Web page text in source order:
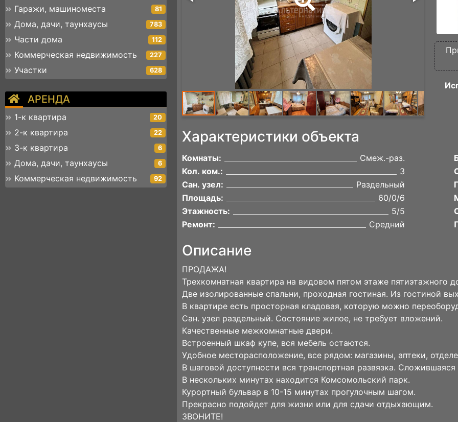
Гаражи, машиноместа 81
Дома, дачи, таунхаусы 783
Части дома 112
Коммерческая недвижимость 227
Участки 628
АРЕНДА
1-к квартира 20
2-к квартира 22
3-к квартира 6
Дома, дачи, таунхаусы 6
Коммерческая недвижимость 92
Характеристики объекта
Комнаты:
Смеж.-раз.
Кол. ком.:
3
Сан. узел:
Раздельный
Площадь:
60/0/6
Этажность:
5/5
Ремонт:
Средний
Описание
ПРОДАЖА!
Трехкомнатная квартира на видовом пятом этаже пятиэтажного
Две изолированные спальни, проходная гостиная. Из гостиной
В квартире есть просторная кладовая, которую можно
Сан. узел раздельный. Состояние жилое, не требует вложений.
Качественные межкомнатные двери.
Встроенный шкаф купе, вся мебель остаются.
Удобное месторасположение, все рядом: магазины, аптеки,
В шаговой доступности вся транспортная развязка.
В нескольких минутах находится Комсомольский парк.
Курортный бульвар в 10-15 минутах прогулочным шагом.
Прекрасно подойдет для жизни или для сдачи отдыхающим.
ЗВОНИТЕ!